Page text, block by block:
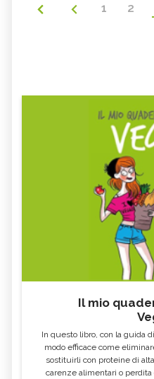
1 2
Il mio
In questo libro, con la guida
modo efficace come
sostituirli con proteine di
carenze alimentari o